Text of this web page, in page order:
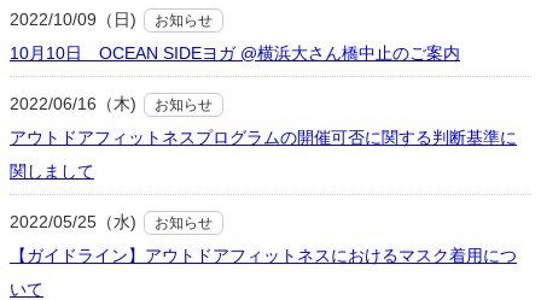
2022/10/09（日) お知らせ
10月10日 OCEAN SIDEヨガ @横浜大さん橋中止のご案内
2022/06/16（木) お知らせ
アウトドアフィットネスプログラムの開催可否に関する判断基準に
関しまして
2022/05/25（水) お知らせ
【ガイドライン】アウトドアフィットネスにおけるマスク着用につ
いて